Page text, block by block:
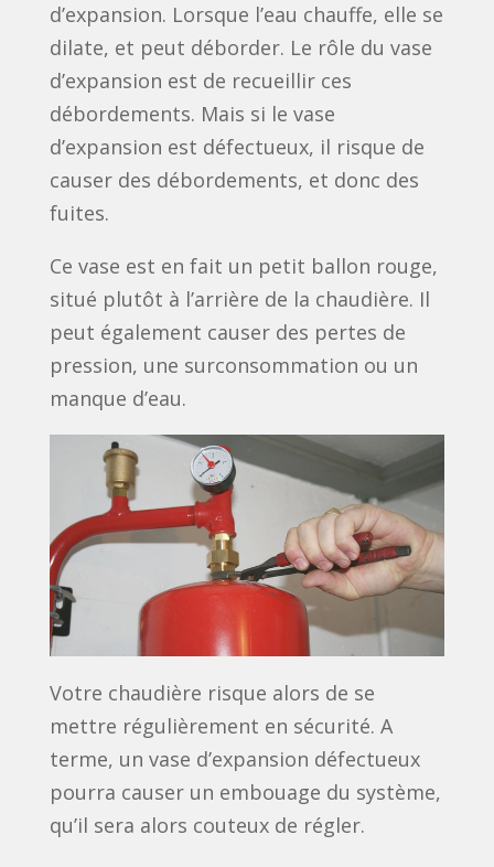
d’expansion. Lorsque l’eau chauffe, elle se
dilate, et peut déborder. Le rôle du vase
d’expansion est de recueillir ces
débordements. Mais si le vase
d’expansion est défectueux, il risque de
causer des débordements, et donc des
fuites.
Ce vase est en fait un petit ballon rouge,
situé plutôt à l’arrière de la chaudière. Il
peut également causer des pertes de
pression, une surconsommation ou un
manque d’eau.
Votre chaudière risque alors de se
mettre régulièrement en sécurité. A
terme, un vase d’expansion défectueux
pourra causer un embouage du système,
qu’il sera alors couteux de régler.